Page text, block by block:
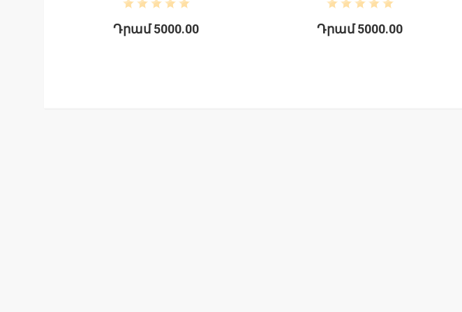
Դրամ 5000.00
Դրամ 5000.00